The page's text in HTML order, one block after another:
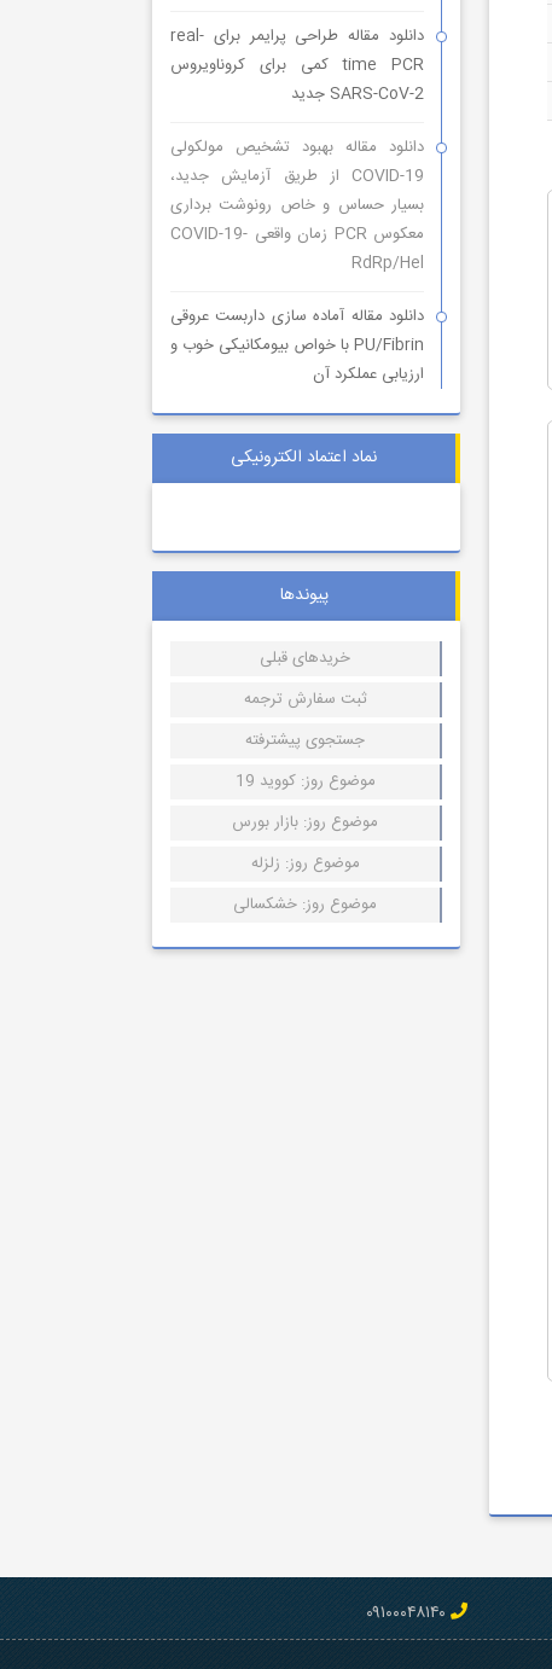
دانلود مقاله طراحی پرایمر برای real-
time PCR کمی برای کروناویروس
SARS-CoV-2 جدید
دانلود مقاله بهبود تشخیص مولکولی
COVID-19 از طریق آزمایش جدید،
بسیار حساس و خاص رونوشت برداری
معکوس PCR زمان واقعی COVID-19-
RdRp/Hel
دانلود مقاله آماده سازی داربست عروقی
PU/Fibrin با خواص بیومکانیکی خوب و
ارزیابی عملکرد آن
نماد اعتماد الکترونیکی
پیوندها
خریدهای قبلی
ثبت سفارش ترجمه
جستجوی پیشترفته
موضوع روز: کووید 19
موضوع روز: بازار بورس
موضوع روز: زلزله
موضوع روز: خشکسالی